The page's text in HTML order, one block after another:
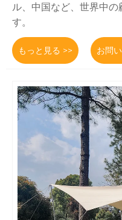
ル、中国など、世界中
す。
もっと見る >> お問